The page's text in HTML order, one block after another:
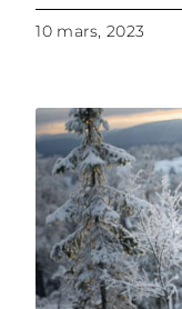
10 mars, 2023